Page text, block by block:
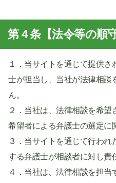
第４条【法令等の順守
１．当サイトを通じて提供
士が担当し、当社が法律相談
ん。
２．当社は、法律相談を希
希望者による弁護士の選定に
３．当サイトを通じて行わ
する弁護士が相談者に対し責
４．当社は、法律相談を担当